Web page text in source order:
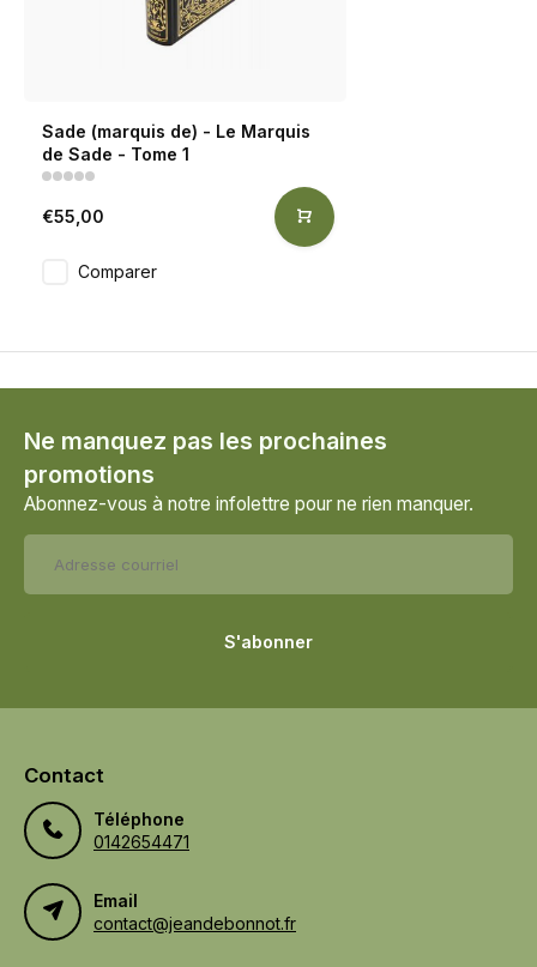
Sade (marquis de) - Le Marquis
de Sade - Tome 1
€55,00
Comparer
Ne manquez pas les prochaines
promotions
Abonnez-vous à notre infolettre pour ne rien manquer.
S'abonner
Contact
Téléphone
0142654471
Email
contact@jeandebonnot.fr